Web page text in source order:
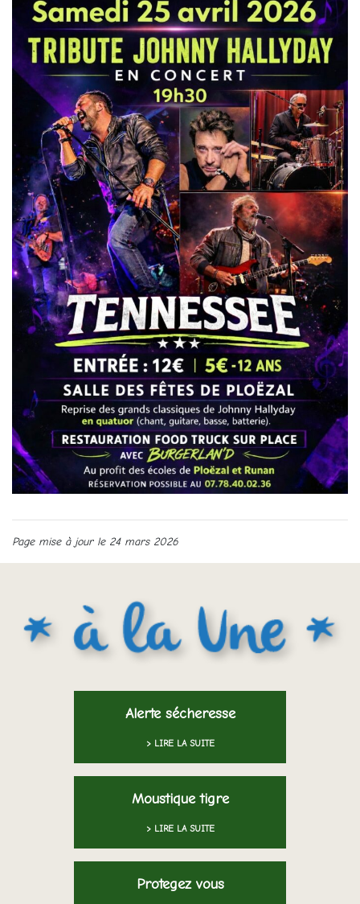
Page mise à jour le 24 mars 2026
Alerte sécheresse
> LIRE LA SUITE
Moustique tigre
> LIRE LA SUITE
Protegez vous